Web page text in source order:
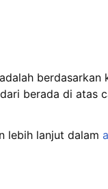
berada di
lebih lanjut dalam